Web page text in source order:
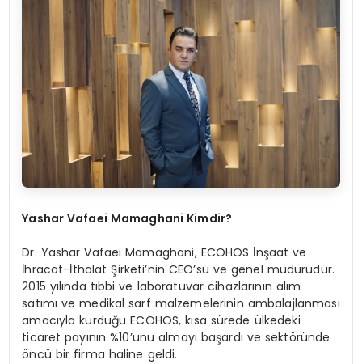
Yashar Vafaei Mamaghani Kimdir?
Dr. Yashar Vafaei Mamaghani, ECOHOS İnşaat ve
İhracat-İthalat Şirketi’nin CEO’su ve genel müdürüdür.
2015 yılında tıbbi ve laboratuvar cihazlarının alım
satımı ve medikal sarf malzemelerinin ambalajlanması
amacıyla kurduğu ECOHOS, kısa sürede ülkedeki
ticaret payının %10’unu almayı başardı ve sektöründe
öncü bir firma haline geldi.